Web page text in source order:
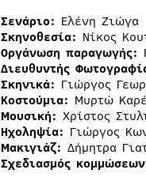
Σενάριο: Ελένη Ζιώγα
Σκηνοθεσία: Νίκος
Οργάνωση παραγωγής:
Διευθυντής
Σκηνικά: Γιώργος
Κοστούμια: Μυρτώ
Μουσική: Χρίστος
Ηχοληψία: Γιώργος
Μακιγιάζ: Δήμητρα
Σχεδιασμός